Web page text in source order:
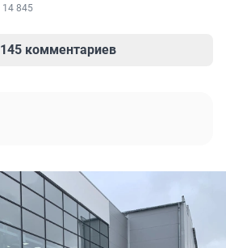
14 845
145 комментариев